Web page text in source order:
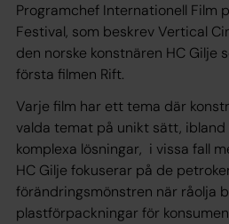
Programchef Internationell Film
Festival, som beskrev Vertical
den norske konstnären HC Gilje
första filmen Rift.
Varje film har ett tema där
valda temat på unikt sätt,
komplexa lösningar, i vissa fall
HC Gilje fokuserar på de
förändringsmönstren när råolja
plastförpackningar för